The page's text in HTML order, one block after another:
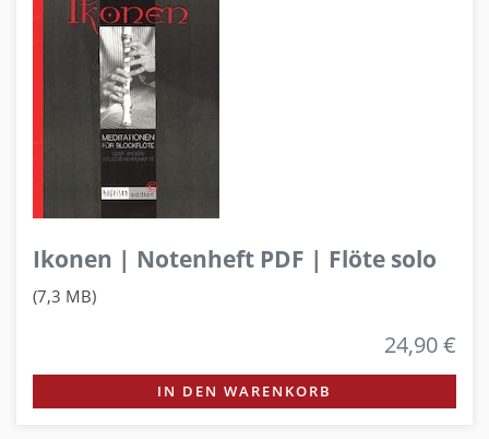
Ikonen | Notenheft PDF | Flöte solo
(7,3 MB)
24,90 €
IN DEN WARENKORB